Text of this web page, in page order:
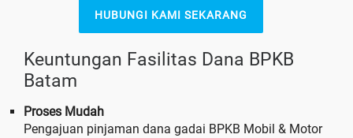
HUBUNGI KAMI SEKARANG
Keuntungan Fasilitas Dana BPKB
Batam
Proses Mudah
Pengajuan pinjaman dana gadai BPKB Mobil & Motor